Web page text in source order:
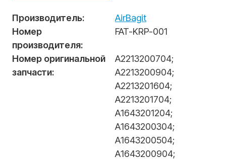
Производитель:
AirBagit
Номер
производителя:
FAT-KRP-001
Номер оригинальной
запчасти:
А2213200704;
А2213200904;
А2213201604;
А2213201704;
А1643201204;
А1643200304;
А1643200504;
А1643200904;